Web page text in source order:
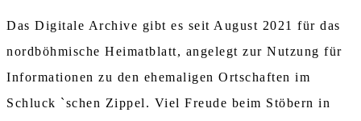
Das Digitale Archive gibt es seit August 2021 für das
nordböhmische Heimatblatt, angelegt zur Nutzung für
Informationen zu den ehemaligen Ortschaften im
Schluck `schen Zippel. Viel Freude beim Stöbern in